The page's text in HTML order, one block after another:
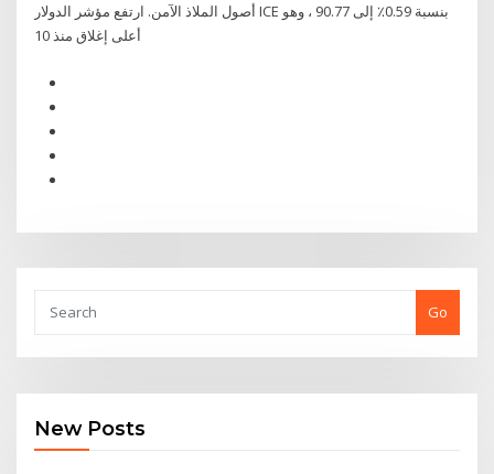
أصول الملاذ الآمن. ارتفع مؤشر الدولار ICE بنسبة 0.59٪ إلى 90.77 ، وهو
أعلى إغلاق منذ 10
Go
New Posts